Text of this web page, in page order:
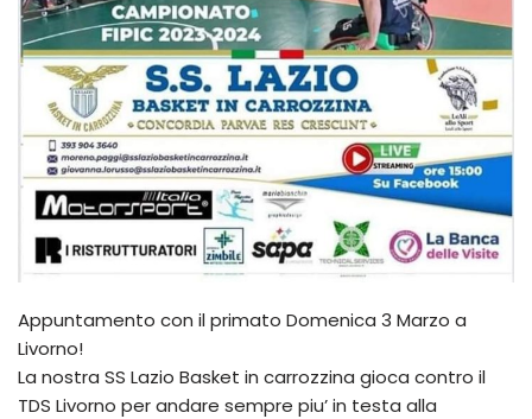
Appuntamento con il primato Domenica 3 Marzo a
Livorno!
La nostra SS Lazio Basket in carrozzina gioca contro il
TDS Livorno per andare sempre piu’ in testa alla